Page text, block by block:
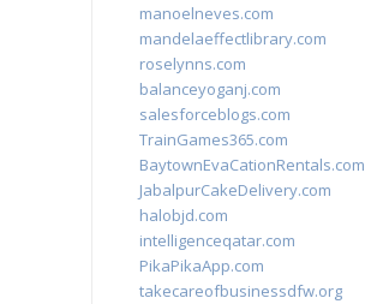
manoelneves.com
mandelaeffectlibrary.com
roselynns.com
balanceyoganj.com
salesforceblogs.com
TrainGames365.com
BaytownEvaCationRentals.com
JabalpurCakeDelivery.com
halobjd.com
intelligenceqatar.com
PikaPikaApp.com
takecareofbusinessdfw.org